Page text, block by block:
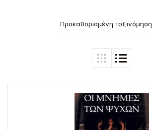
Προκαθορισμένη ταξινόμηση